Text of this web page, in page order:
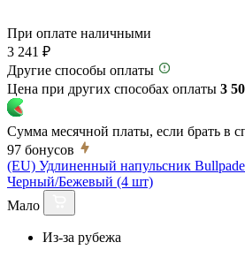
При оплате наличными
3 241 ₽
Другие способы оплаты
Цена при других способах оплаты 3
Сумма месячной платы, если брать в
97 бонусов
(EU) Удлиненный напульсник
Черный/Бежевый (4 шт)
Мало
Из-за рубежа